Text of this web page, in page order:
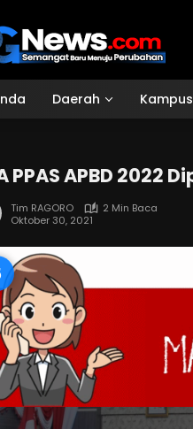
Daerah Kampus
PPAS APBD 2022
Tim RAGORO
2 Min Baca
Oktober 30, 2021